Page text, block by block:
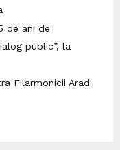
de ani de
public”, la
Filarmonicii Arad